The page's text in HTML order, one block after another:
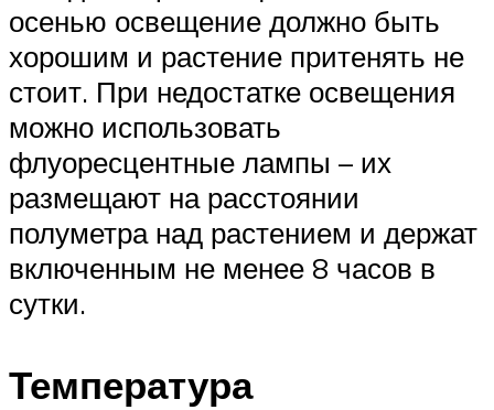
осенью освещение должно быть
хорошим и растение притенять не
стоит. При недостатке освещения
можно использовать
флуоресцентные лампы – их
размещают на расстоянии
полуметра над растением и держат
включенным не менее 8 часов в
сутки.
Температура